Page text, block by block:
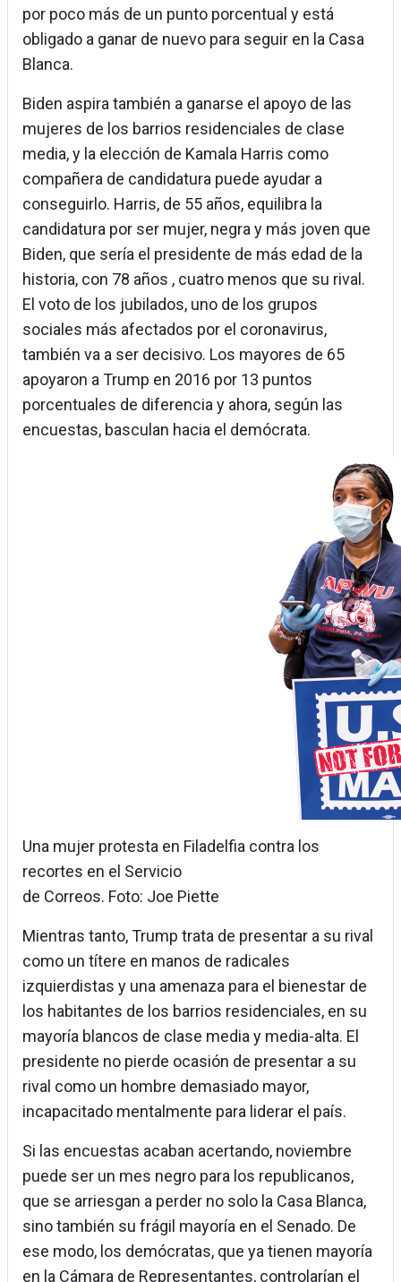
por poco más de un punto porcentual y está
obligado a ganar de nuevo para seguir en la Casa
Blanca.
Biden aspira también a ganarse el apoyo de las
mujeres de los barrios residenciales de clase
media, y la elección de Kamala Harris como
compañera de candidatura puede ayudar a
conseguirlo. Harris, de 55 años, equilibra la
candidatura por ser mujer, negra y más joven que
Biden, que sería el presidente de más edad de la
historia, con 78 años , cuatro menos que su rival.
El voto de los jubilados, uno de los grupos
sociales más afectados por el coronavirus,
también va a ser decisivo. Los mayores de 65
apoyaron a Trump en 2016 por 13 puntos
porcentuales de diferencia y ahora, según las
encuestas, basculan hacia el demócrata.
Una mujer protesta en Filadelfia contra los
recortes en el Servicio
de Correos. Foto: Joe Piette
Mientras tanto, Trump trata de presentar a su rival
como un títere en manos de radicales
izquierdistas y una amenaza para el bienestar de
los habitantes de los barrios residenciales, en su
mayoría blancos de clase media y media-alta. El
presidente no pierde ocasión de presentar a su
rival como un hombre demasiado mayor,
incapacitado mentalmente para liderar el país.
Si las encuestas acaban acertando, noviembre
puede ser un mes negro para los republicanos,
que se arriesgan a perder no solo la Casa Blanca,
sino también su frágil mayoría en el Senado. De
ese modo, los demócratas, que ya tienen mayoría
en la Cámara de Representantes, controlarían el